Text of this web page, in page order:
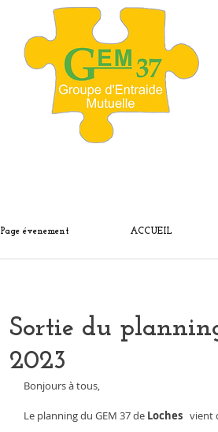
Page évenement ACCUEIL
Sortie du
2023
Bonjours à tous,
Le planning du GEM 37 de Loches
vient